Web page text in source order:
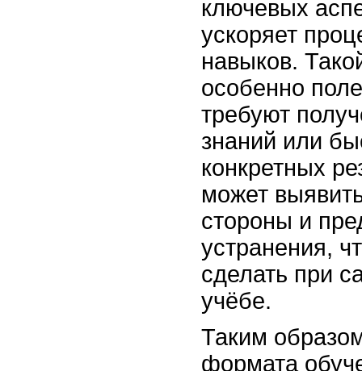
ключевых
ускоряет
навыков.
особенно
требуют
знаний или
конкретных
может
стороны и
устранения,
сделать при
учёбе.
Таким
формата